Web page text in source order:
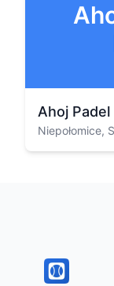
Ahoj
Niepołomice,